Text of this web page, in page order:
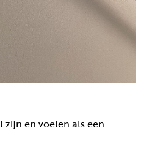
en voelen als een